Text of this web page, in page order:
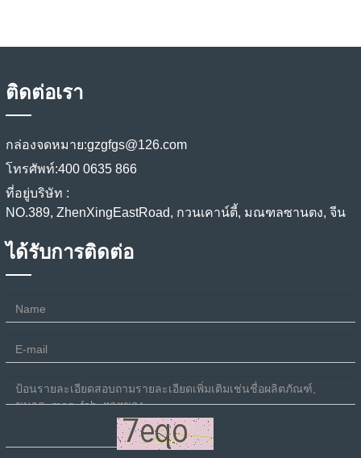
ติดต่อเรา
กล่องจดหมาย:gzgfgs@126.com
โทรศัพท์:400 0635 866
ที่อยู่บริษัท :
NO.389, ZhenXingEastRoad, กวนเคาน์ตี้, มณฑลซานตง, จีน
ได้รับการติดต่อ